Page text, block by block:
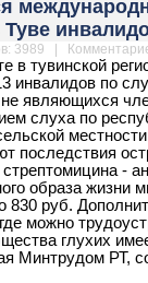
3989 |
тувинской
инвалидов по
являющихся
слуха по
последствия
-
образа жизни
830 руб.
можно
глухих
Минтрудом РТ,